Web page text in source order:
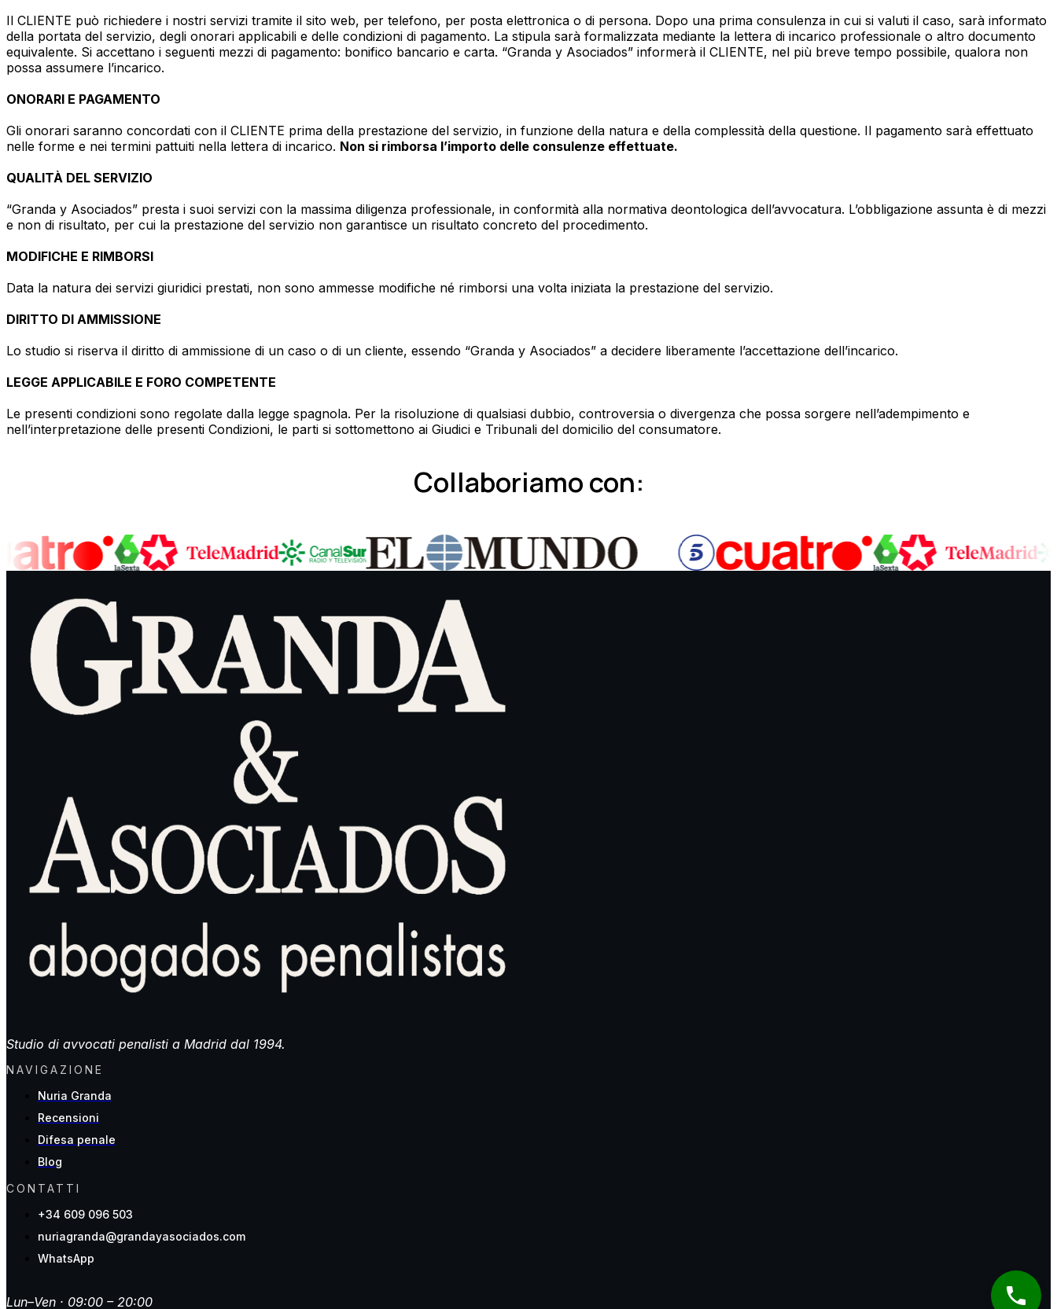
Il CLIENTE può richiedere i nostri servizi tramite il sito web, per telefono, per posta elettronica o di persona. Dopo una prima consulenza in cui si valuti il caso, sarà informato
della portata del servizio, degli onorari applicabili e delle condizioni di pagamento. La stipula sarà formalizzata mediante la lettera di incarico professionale o altro documento
equivalente. Si accettano i seguenti mezzi di pagamento: bonifico bancario e carta. “Granda y Asociados” informerà il CLIENTE, nel più breve tempo possibile, qualora non
possa assumere l’incarico.
ONORARI E PAGAMENTO
Gli onorari saranno concordati con il CLIENTE prima della prestazione del servizio, in funzione della natura e della complessità della questione. Il pagamento sarà effettuato
nelle forme e nei termini pattuiti nella lettera di incarico. Non si rimborsa l’importo delle consulenze effettuate.
QUALITÀ DEL SERVIZIO
“Granda y Asociados” presta i suoi servizi con la massima diligenza professionale, in conformità alla normativa deontologica dell’avvocatura. L’obbligazione assunta è di mezzi
e non di risultato, per cui la prestazione del servizio non garantisce un risultato concreto del procedimento.
MODIFICHE E RIMBORSI
Data la natura dei servizi giuridici prestati, non sono ammesse modifiche né rimborsi una volta iniziata la prestazione del servizio.
DIRITTO DI AMMISSIONE
Lo studio si riserva il diritto di ammissione di un caso o di un cliente, essendo “Granda y Asociados” a decidere liberamente l’accettazione dell’incarico.
LEGGE APPLICABILE E FORO COMPETENTE
Le presenti condizioni sono regolate dalla legge spagnola. Per la risoluzione di qualsiasi dubbio, controversia o divergenza che possa sorgere nell’adempimento e
nell’interpretazione delle presenti Condizioni, le parti si sottomettono ai Giudici e Tribunali del domicilio del consumatore.
Collaboriamo con:
Studio di avvocati penalisti a Madrid dal 1994.
NAVIGAZIONE
Nuria Granda
Recensioni
Difesa penale
Blog
CONTATTI
+34 609 096 503
nuriagranda@grandayasociados.com
WhatsApp
Lun–Ven · 09:00 – 20:00